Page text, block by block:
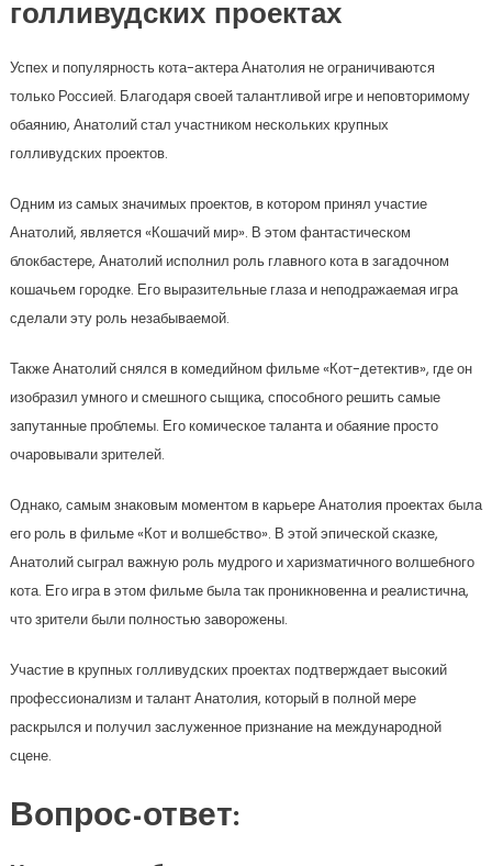
голливудских проектах
Успех и популярность кота-актера Анатолия не ограничиваются
только Россией. Благодаря своей талантливой игре и неповторимому
обаянию, Анатолий стал участником нескольких крупных
голливудских проектов.
Одним из самых значимых проектов, в котором принял участие
Анатолий, является «Кошачий мир». В этом фантастическом
блокбастере, Анатолий исполнил роль главного кота в загадочном
кошачьем городке. Его выразительные глаза и неподражаемая игра
сделали эту роль незабываемой.
Также Анатолий снялся в комедийном фильме «Кот-детектив», где он
изобразил умного и смешного сыщика, способного решить самые
запутанные проблемы. Его комическое таланта и обаяние просто
очаровывали зрителей.
Однако, самым знаковым моментом в карьере Анатолия проектах была
его роль в фильме «Кот и волшебство». В этой эпической сказке,
Анатолий сыграл важную роль мудрого и харизматичного волшебного
кота. Его игра в этом фильме была так проникновенна и реалистична,
что зрители были полностью заворожены.
Участие в крупных голливудских проектах подтверждает высокий
профессионализм и талант Анатолия, который в полной мере
раскрылся и получил заслуженное признание на международной
сцене.
Вопрос-ответ: